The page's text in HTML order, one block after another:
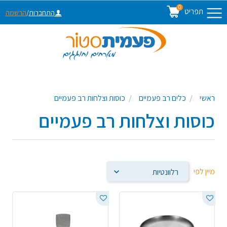
תפריט 0
התחברות/הרשמה
ראשי כלים רב פעמיים כוסות וצלחות רב פעמיים
כוסות וצלחות רב פעמיים
מיין לפי